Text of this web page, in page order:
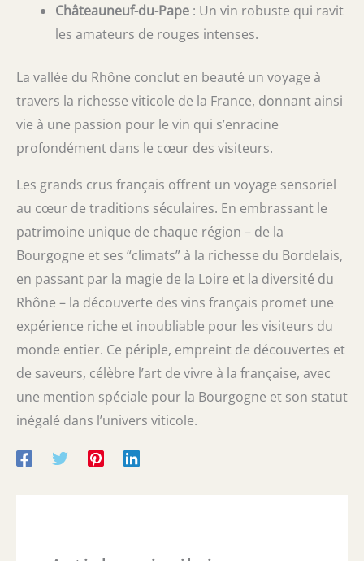
Châteauneuf-du-Pape : Un vin robuste qui ravit
les amateurs de rouges intenses.
La vallée du Rhône conclut en beauté un voyage à
travers la richesse viticole de la France, donnant ainsi
vie à une passion pour le vin qui s’enracine
profondément dans le cœur des visiteurs.
Les grands crus français offrent un voyage sensoriel
au cœur de traditions séculaires. En embrassant le
patrimoine unique de chaque région – de la
Bourgogne et ses “climats” à la richesse du Bordelais,
en passant par la magie de la Loire et la diversité du
Rhône – la découverte des vins français promet une
expérience riche et inoubliable pour les visiteurs du
monde entier. Ce périple, empreint de découvertes et
de saveurs, célèbre l’art de vivre à la française, avec
une mention spéciale pour la Bourgogne et son statut
inégalé dans l’univers viticole.